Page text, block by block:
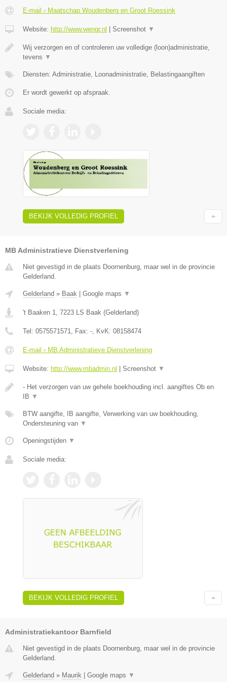
E-mail › Maatschap Woudenberg en Groot Roessink
Website: http://www.wengr.nl | Screenshot ▼
Wij verzorgen en of controleren uw volledige (loon)administratie,
tevens ▼
Diensten: Administratie, Loonadministratie, Belastingaangiften
Er wordt gewerkt op afspraak.
Sociale media:
BEKIJK VOLLEDIG PROFIEL
MB Administratieve Dienstverlening
Niet gevestigd in de plaats Doornenburg, maar wel in de provincie
Gelderland.
Gelderland » Baak Google maps ▼
't Baaken 1 7223 LS Baak (Gelderland)
Tel: 0575571571 , Fax: - , KvK: 08158474
E-mail › MB Administratieve Dienstverlening
Website: http://www.mbadmin.nl Screenshot ▼
- Het verzorgen van uw gehele boekhouding incl. aangiftes Ob en
IB ▼
BTW aangifte, IB aangifte, Verwerking van uw boekhouding,
Ondersteuning van ▼
Openingstijden ▼
Sociale media:
BEKIJK VOLLEDIG PROFIEL
Administratiekantoor Barnfield
Niet gevestigd in de plaats Doornenburg, maar wel in de provincie
Gelderland.
Gelderland » Maurik | Google maps ▼